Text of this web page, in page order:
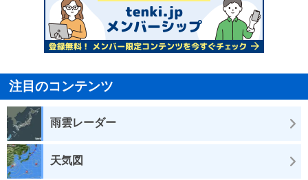
注目のコンテンツ
雨雲レーダー
天気図